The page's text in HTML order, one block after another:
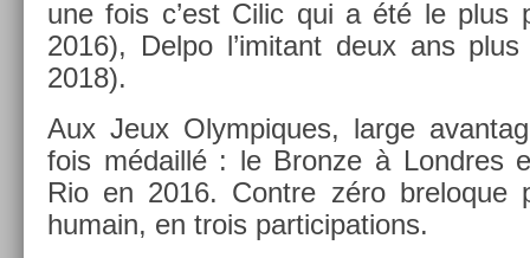
une fois c’est Cilic qui a été le plus
2016), Delpo l’imitant deux ans
2018).
Aux Jeux Olym­piques, large
fois médaillé : le Bron­ze à Londres
Rio en 2016. Con­tre zéro breloque
humain, en trois par­ticipa­tions.